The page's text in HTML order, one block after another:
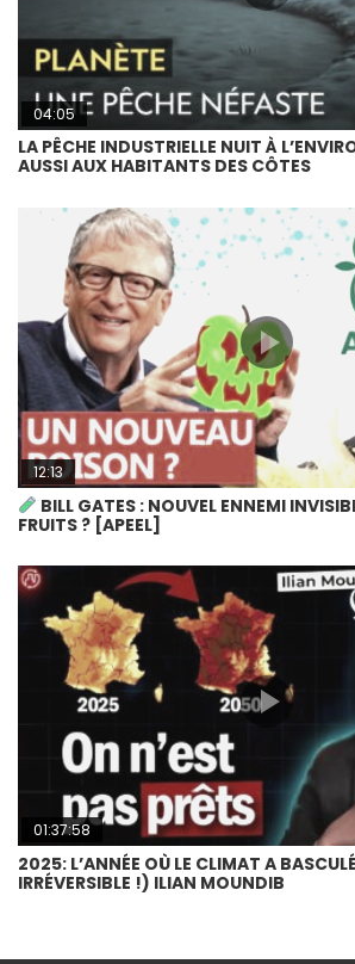
04:05
LA PÊCHE INDUSTRIELLE NUIT À
AUSSI AUX HABITANTS DES CÔTES
12:13
BILL GATES : NOUVEL ENNEMI
FRUITS ? [APEEL]
01:37:58
2025: L’ANNÉE OÙ LE CLIMAT A
IRRÉVERSIBLE !) ILIAN MOUNDIB